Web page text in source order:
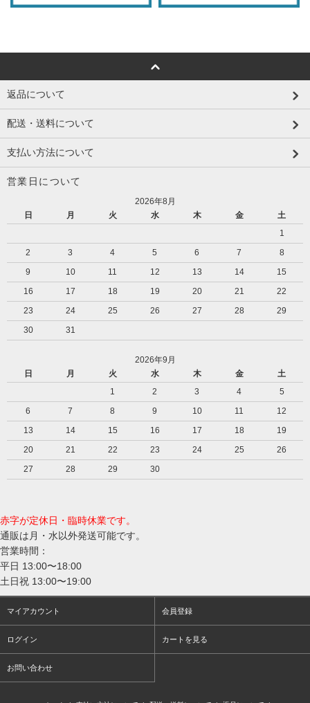
返品について
配送・送料について
支払い方法について
営業日について
2026年8月
日
月 火 水 木 金
土
1
2
3 4 5 6 7
8
9
10 11 12 13 14
15
16
17 18 19 20 21
22
23
24 25 26 27 28
29
30
31
2026年9月
日
月 火 水 木 金
土
1
2 3 4
5
6
7 8 9 10 11
12
13
14 15 16 17 18
19
20
21 22 23 24 25
26
27
28 29 30
赤字が定休日・臨時休業です。
通販は月・水以外発送可能です。
営業時間：
平日 13:00〜18:00
土日祝 13:00〜19:00
マイアカウント 会員登録
ログイン カートを見る
お問い合わせ